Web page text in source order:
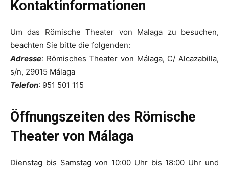
Kontaktinformationen
Um das Römische Theater von Malaga zu besuchen,
beachten Sie bitte die folgenden:
Adresse: Römisches Theater von Málaga, C/ Alcazabilla,
s/n, 29015 Málaga
Telefon: 951 501 115
Öffnungszeiten des Römische
Theater von Málaga
Dienstag bis Samstag von 10:00 Uhr bis 18:00 Uhr und